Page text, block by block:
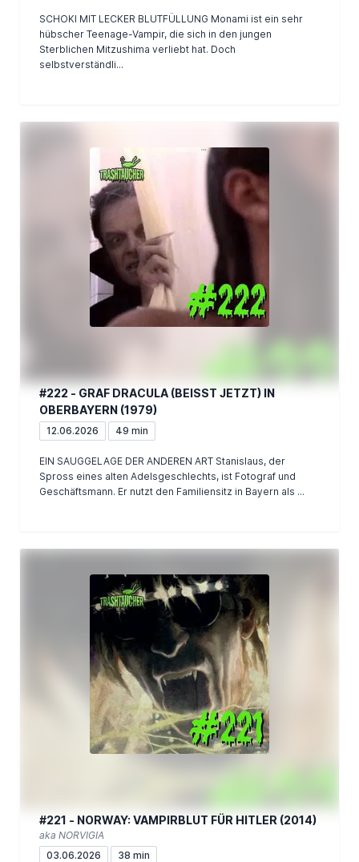
SCHOKI MIT LECKER BLUTFÜLLUNG Monami ist ein sehr
hübscher Teenage-Vampir, die sich in den jungen
Sterblichen Mitzushima verliebt hat. Doch
selbstverständli...
#222 - GRAF DRACULA (BEISST JETZT) IN
OBERBAYERN (1979)
12.06.2026 49 min
EIN SAUGGELAGE DER ANDEREN ART Stanislaus, der
Spross eines alten Adelsgeschlechts, ist Fotograf und
Geschäftsmann. Er nutzt den Familiensitz in Bayern als ...
#221 - NORWAY: VAMPIRBLUT FÜR HITLER (2014)
aka NORVIGIA
03.06.2026
38 min